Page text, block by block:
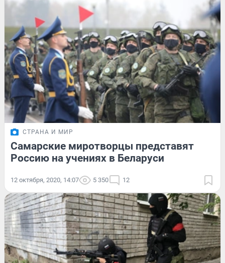
СТРАНА И МИР
Самарские миротворцы представят
Россию на учениях в Беларуси
12 октября, 2020, 14:07 5 350 12